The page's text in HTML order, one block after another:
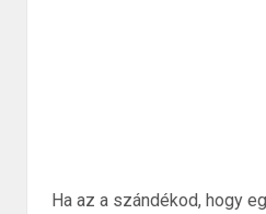
Ha az a szándékod, hogy